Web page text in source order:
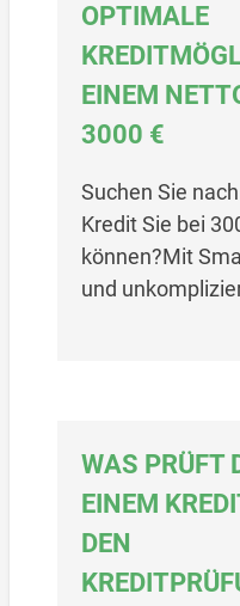
OPTIMALE
EINEM
3000 €
Suchen Sie
Kredit Sie bei
können?Mit
und
WAS PRÜFT
EINEM
DEN